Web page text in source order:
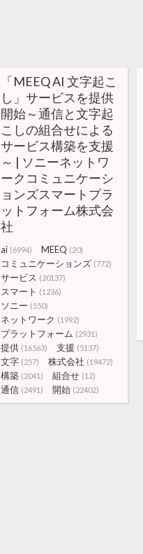
「MEEQ AI 文字起こ
し」サービスを提供
開始～通信と文字起
こしの組合せによる
サービス構築を支援
～ | ソニーネットワ
ークコミュニケーシ
ョンズスマートプラ
ットフォーム株式会
社
ai (6994) MEEQ (20)
コミュニケーションズ (772)
サービス (20137)
スマート (1236)
ソニー (550)
ネットワーク (1992)
プラットフォーム (2931)
提供 (16563) 支援 (5137)
文字 (257) 株式会社 (19472)
構築 (2041) 組合せ (12)
通信 (2491) 開始 (22402)